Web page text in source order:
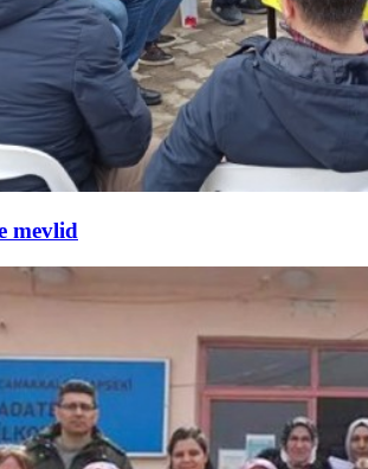
mevlid